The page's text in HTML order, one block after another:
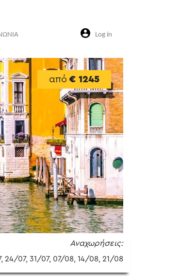
Log in
Next
από € 1245
Αναχωρήσεις:
24/07, 31/07, 07/08, 14/08, 21/08